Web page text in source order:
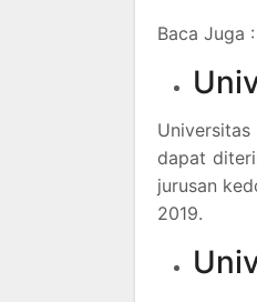
Baca Juga :
dapat
jurusan
2019.